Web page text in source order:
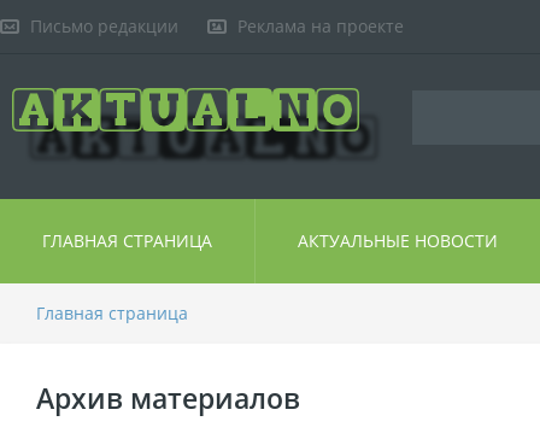
Письмо редакции Реклама на проекте
ГЛАВНАЯ СТРАНИЦА АКТУАЛЬНЫЕ НОВОСТИ
Главная страница
Архив материалов